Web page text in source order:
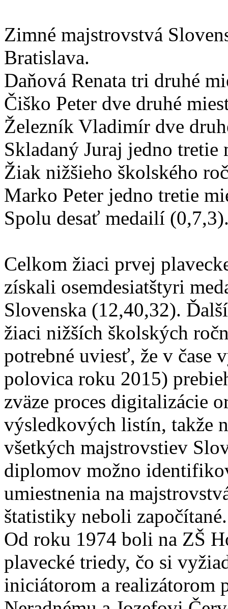
Zimné majstrovstvá
Bratislava.
Daňová Renata tri druhé
Čiško Peter dve druhé
Železník Vladimír dve
Skladaný Juraj jedno tretie
Žiak nižšieho školského
Marko Peter jedno tretie
Spolu desať medailí
Celkom žiaci prvej
získali osemdesiatštyri
Slovenska (12,40,32).
žiaci nižších školských
potrebné uviesť, že v čase
polovica roku 2015)
zväze proces digitalizácie
výsledkových listín, takže
všetkých majstrovstiev
diplomov možno
umiestnenia na
štatistiky neboli započítané.
Od roku 1974 boli na ZŠ
plavecké triedy, čo si
iniciátorom a realizátorom